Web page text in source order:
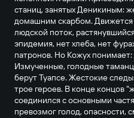
станиц, занятых Деникиным:
домашним скарбом.
людской поток,
эпидемия, нет хлеба, нет
патронов. Но Кожух
Измученные, голодные
берут Туапсе. Жестокие
трое героев. В конце концов
соединился с основными
превозмог голод, опасности,